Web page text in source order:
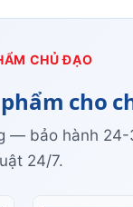
CHỦ ĐẠO
cho
— bảo hành
24/7.